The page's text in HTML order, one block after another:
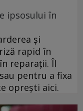
ipsosului în
și
rapid în
reparații. Îl
pentru a fixa
oprești aici.